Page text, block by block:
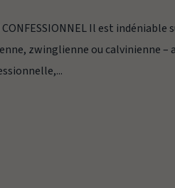
CONFESSIONNEL Il est
zwinglienne ou calvinienne